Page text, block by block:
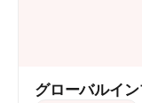
グローバルイ